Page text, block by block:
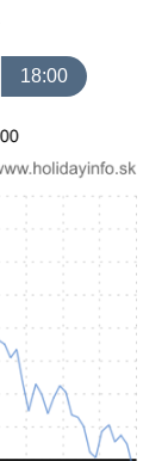
18:00